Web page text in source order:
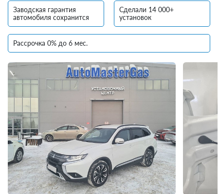
Заводская гарантия
автомобиля сохранится
Сделали 14 000+
установок
Рассрочка 0% до 6 мес.